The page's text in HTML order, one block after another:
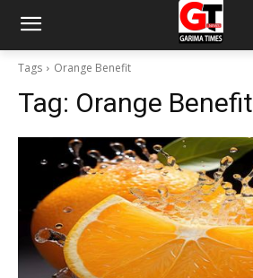
Tags Orange Benefit
Tag: Orange Benefit